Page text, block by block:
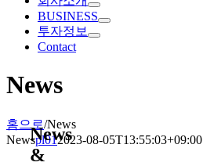
BUSINESS
투자정보
Contact
News
홈으로/News
Newspl012023-08-05T13:55:03+09:00
News
&